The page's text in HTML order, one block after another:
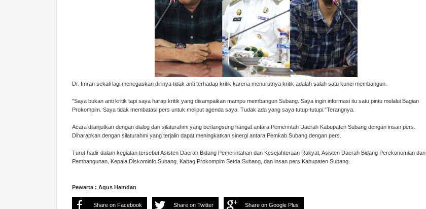
Dr. Imran sekali lagi menegaskan dirinya tidak anti terhadap kritik karena menurutnya kritik adalah salah satu kunci membangun.
"Saya bukan anti kritik tapi saya harap kritik yang disampaikan mampu membangun Subang. Saya ingin informasi itu satu pintu melalui Bagian
Prokompim. Saya tidak membatasi pers untuk meliput agenda saya. Tudak ada yang saya tutup-tutupi."Terangnya.
Acara dilanjutkan dengan dialog dan silaturahmi yang berlangsung hangat antara Pemerintah Daerah Kabupaten Subang dengan insan pers.
Diharapkan dengan silaturahmi yang terjalin dapat meningkatkan sinergi antara Pemkab Subang dengan pers.
Turut hadir dalam kegiatan tersebut Asisten Daerah Bidang Pemerintahan dan Kesejahteraan Rakyat, Asisten Daerah Bidang Perekonomian dan
Pembangunan, Kepala Diskominfo Subang, Kabag Prokompim Setda Subang, dan insan pers Kabupaten Subang.
Pewarta : Agus Hamdan
Share on Facebook Share on Twitter Share on Google Plus